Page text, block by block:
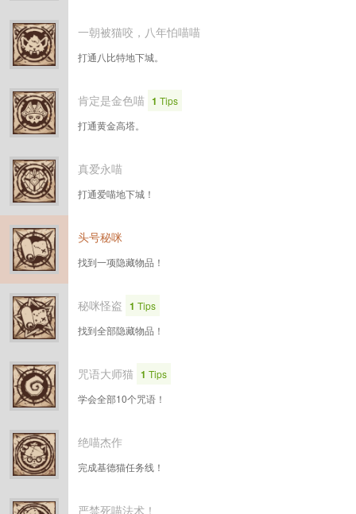
一朝被猫咬，八年怕喵喵
打通八比特地下城。
肯定是金色喵 1 Tips
打通黄金高塔。
真爱永喵
打通爱喵地下城！
头号秘咪
找到一项隐藏物品！
秘咪怪盗 1 Tips
找到全部隐藏物品！
咒语大师猫 1 Tips
学会全部10个咒语！
绝喵杰作
完成基德猫任务线！
严禁死喵法术！